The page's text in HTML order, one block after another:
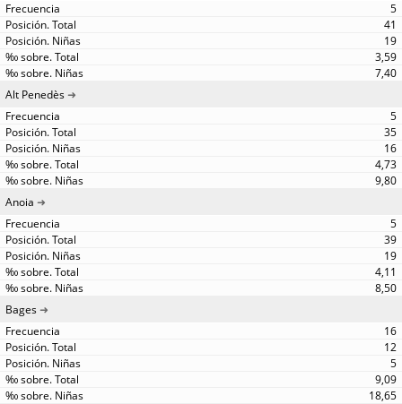
5
41
19
3,59
7,40
Alt Penedès
5
35
16
4,73
9,80
Anoia
5
39
19
4,11
8,50
Bages
16
12
5
9,09
18,65